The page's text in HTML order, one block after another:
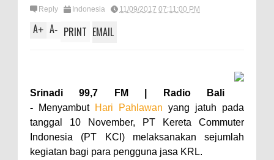
Reply Indonesia 11/09/2017 07:11:00 PM
A+ A- PRINT EMAIL
Srinadi 99,7 FM | Radio Bali
-
MenyambutHari Pahlawan yang jatuh pada
tanggal 10 November, PT Kereta Commuter
Indonesia (PT KCI) melaksanakan sejumlah
kegiatan bagi para pengguna jasa KRL.